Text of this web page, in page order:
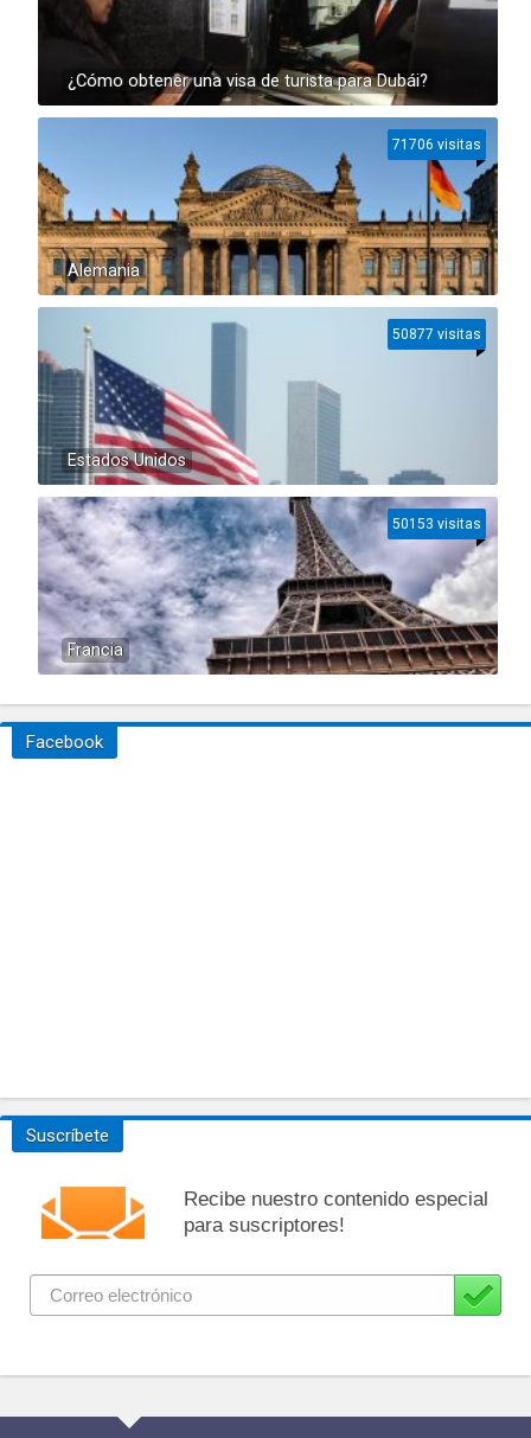
¿Cómo obtener una visa de turista para Dubái?
Alemania
71706 visitas
Estados Unidos
50877 visitas
Francia
50153 visitas
Facebook
Suscríbete
Recibe nuestro contenido especial
para suscriptores!